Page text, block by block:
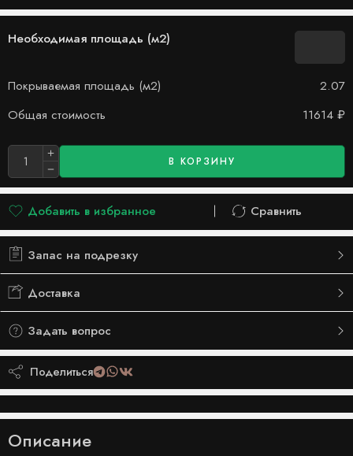
Необходимая площадь (м2)
Покрываемая площадь (м2)
2.07
Общая стоимость
11614 ₽
В КОРЗИНУ
Добавить в избранное
Добавлено в список желаний
Сравнить
Сравнить
Запас на подрезку
Доставка
Задать вопрос
Поделиться
Описание